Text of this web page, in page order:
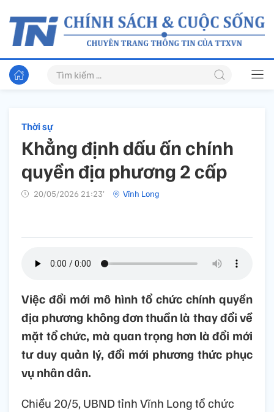
Thời sự
Khẳng định dấu ấn chính
quyền địa phương 2 cấp
20/05/2026 21:23’ Vĩnh Long
Việc đổi mới mô hình tổ chức chính quyền
địa phương không đơn thuần là thay đổi về
mặt tổ chức, mà quan trọng hơn là đổi mới
tư duy quản lý, đổi mới phương thức phục
vụ nhân dân.
Chiều 20/5, UBND tỉnh Vĩnh Long tổ chức